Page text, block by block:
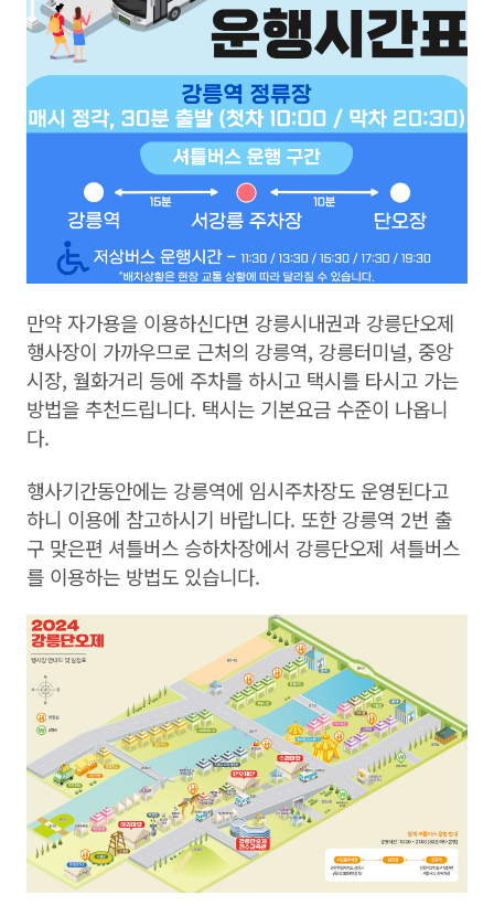
만약 자가용을 이용하신다면 강릉시내권과 강릉단오제
행사장이 가까우므로 근처의 강릉역, 강릉터미널, 중앙
시장, 월화거리 등에 주차를 하시고 택시를 타시고 가는
방법을 추천드립니다. 택시는 기본요금 수준이 나옵니
다.
행사기간동안에는 강릉역에 임시주차장도 운영된다고
하니 이용에 참고하시기 바랍니다. 또한 강릉역 2번 출
구 맞은편 셔틀버스 승하차장에서 강릉단오제 셔틀버스
를 이용하는 방법도 있습니다.